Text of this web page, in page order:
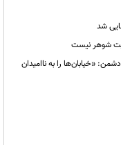
شوهر نیست
«خیابان‌ها را به ناامیدان